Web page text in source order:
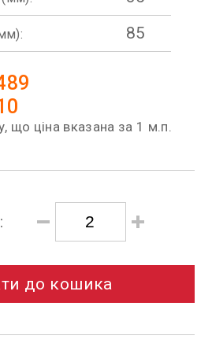
85
що ціна вказана за 1 м.п.
до кошика